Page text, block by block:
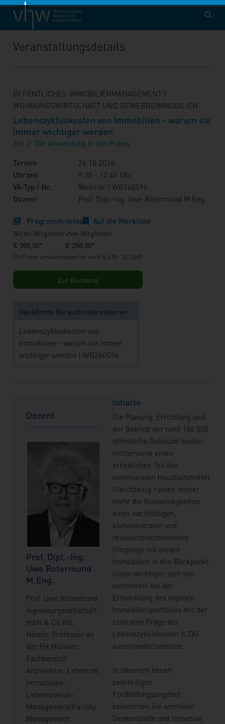
vhw – Bundesverband für Wohnen und Stadtentwicklung e. V.
Fortbildung
WB260596
Veranstaltungsdetails
ÖFFENTLICHES IMMOBILIENMANAGEMENT |
WOHNUNGSWIRTSCHAFT UND GEWERBEIMMOBILIEN
Lebenszykluskosten von Immobilien - warum sie
immer wichtiger werden
Teil 2: Die Anwendung in der Praxis
Termin
26.10.2026
Uhrzeit
9:30 - 12:45 Uhr
VA-Typ | Nr.
Webinar | WB260596
Dozent
Prof. Dipl.-Ing. Uwe Rotermund M.Eng.
Programm-Infos Auf die Merkliste
Nicht-Mitglieder
€ 300,00*
vhw-Mitglieder
€ 250,00*
(*) Preise umsatzsteuerfrei nach § 4 Nr. 22 UStG
Zur Buchung
Das könnte Sie auch interessieren
Lebenszykluskosten von
Immobilien - warum sie immer
wichtiger werden | WB260594
Dozent
Prof. Dipl.-Ing.
Uwe Rotermund
M.Eng.
Prof. Uwe Rotermund
Ingenieurgesellschaft
mbH & Co KG,
Höxter. Professor an
der FH Münster,
Fachbereich
Architektur, Lehrstuhl
Immobilien-
Lebenszyklus-
Management/Facility
Management.
Inhalte
Die Planung, Errichtung und
der Betrieb der rund 186.000
öffentliche Gebäude binden
mittlerweile einen
erheblichen Teil der
kommunalen Haushaltsmittel.
Gleichzeitig rücken immer
mehr die Notwendigkeiten
eines nachhaltigen,
klimaneutralen und
ressourcenschonenden
Umgangs mit diesen
Immobilien in den Blickpunkt.
Umso wichtiger, sich von
vornherein bei der
Entwicklung des eigenen
Immobilienportfolios mit der
zentralen Frage der
Lebenszykluskosten (LZK)
auseinanderzusetzen.
In unserem neuen
zweiteiligen
Fortbildungsangebot
bekommen Sie wertvolle
Denkanstöße und Hinweise,